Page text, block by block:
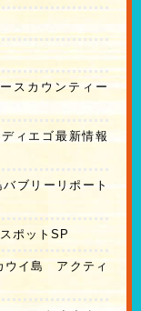
スカウンティー
ィエゴ最新情報
ブリーリポート
ポットSP
ウイ島 アクティ